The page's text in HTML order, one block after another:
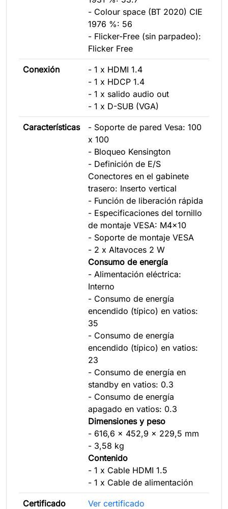
- Colour space (BT 2020) CIE
1976 %: 56
- Flicker-Free (sin parpadeo):
Flicker Free
Conexión
- 1 x HDMI 1.4
- 1 x HDCP 1.4
- 1 x salido audio out
- 1 x D-SUB (VGA)
Características
- Soporte de pared Vesa: 100
x 100
- Bloqueo Kensington
- Definición de E/S
Conectores en el gabinete
trasero: Inserto vertical
- Función de liberación rápida
- Especificaciones del tornillo
de montaje VESA: M4x10
- Soporte de montaje VESA
- 2 x Altavoces 2 W
Consumo de energía
- Alimentación eléctrica:
Interno
- Consumo de energía
encendido (típico) en vatios:
35
- Consumo de energía
encendido (típico) en vatios:
23
- Consumo de energía en
standby en vatios: 0.3
- Consumo de energía
apagado en vatios: 0.3
Dimensiones y peso
- 616,6 x 452,9 x 229,5 mm
- 3,58 kg
Contenido
- 1 x Cable HDMI 1.5
- 1 x Cable de alimentación
Certificado
Ver certificado